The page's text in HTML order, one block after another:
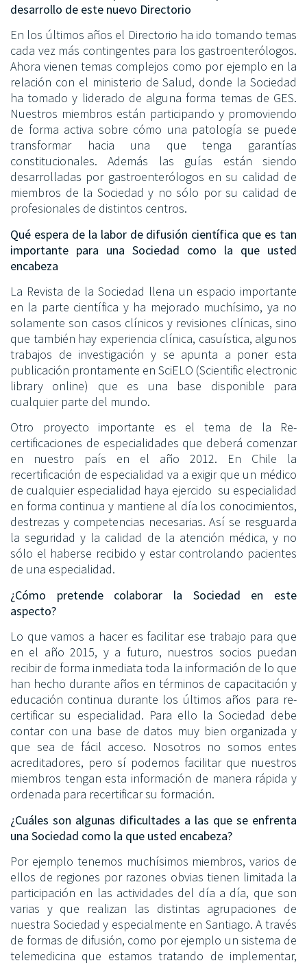
desarrollo de este nuevo Directorio
En los últimos años el Directorio ha ido tomando temas
cada vez más contingentes para los gastroenterólogos.
Ahora vienen temas complejos como por ejemplo en la
relación con el ministerio de Salud, donde la Sociedad
ha tomado y liderado de alguna forma temas de GES.
Nuestros miembros están participando y promoviendo
de forma activa sobre cómo una patología se puede
transformar hacia una que tenga garantías
constitucionales. Además las guías están siendo
desarrolladas por gastroenterólogos en su calidad de
miembros de la Sociedad y no sólo por su calidad de
profesionales de distintos centros.
Qué espera de la labor de difusión científica que es tan
importante para una Sociedad como la que usted
encabeza
La Revista de la Sociedad llena un espacio importante
en la parte científica y ha mejorado muchísimo, ya no
solamente son casos clínicos y revisiones clínicas, sino
que también hay experiencia clínica, casuística, algunos
trabajos de investigación y se apunta a poner esta
publicación prontamente en SciELO (Scientific electronic
library online) que es una base disponible para
cualquier parte del mundo.
Otro proyecto importante es el tema de la Re-
certificaciones de especialidades que deberá comenzar
en nuestro país en el año 2012. En Chile la
recertificación de especialidad va a exigir que un médico
de cualquier especialidad haya ejercido su especialidad
en forma continua y mantiene al día los conocimientos,
destrezas y competencias necesarias. Así se resguarda
la seguridad y la calidad de la atención médica, y no
sólo el haberse recibido y estar controlando pacientes
de una especialidad.
¿Cómo pretende colaborar la Sociedad en este
aspecto?
Lo que vamos a hacer es facilitar ese trabajo para que
en el año 2015, y a futuro, nuestros socios puedan
recibir de forma inmediata toda la información de lo que
han hecho durante años en términos de capacitación y
educación continua durante los últimos años para re-
certificar su especialidad. Para ello la Sociedad debe
contar con una base de datos muy bien organizada y
que sea de fácil acceso. Nosotros no somos entes
acreditadores, pero sí podemos facilitar que nuestros
miembros tengan esta información de manera rápida y
ordenada para recertificar su formación.
¿Cuáles son algunas dificultades a las que se enfrenta
una Sociedad como la que usted encabeza?
Por ejemplo tenemos muchísimos miembros, varios de
ellos de regiones por razones obvias tienen limitada la
participación en las actividades del día a día, que son
varias y que realizan las distintas agrupaciones de
nuestra Sociedad y especialmente en Santiago. A través
de formas de difusión, como por ejemplo un sistema de
telemedicina que estamos tratando de implementar,